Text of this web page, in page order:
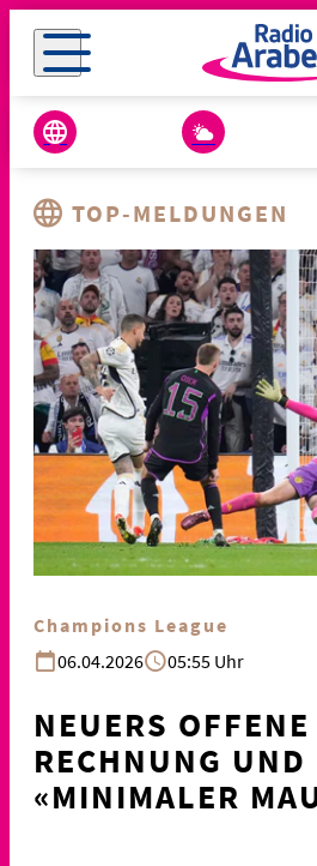
TOP-MELDUNGEN
Champions League
06.04.2026
05:55 Uhr
NEUERS
RECHNUNG UND
«MINIMALER